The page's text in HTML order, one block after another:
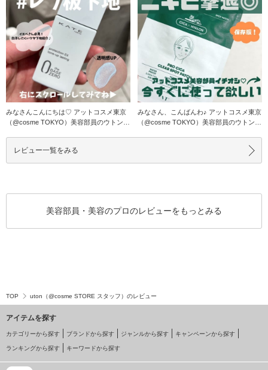
みなさんこんにちは♡ アットコスメ東京
（@cosme TOKYO）美容部員のウトンで
みなさん、こんばんわ♪ アットコスメ東京
（@cosme TOKYO）美容部員のウトンで
レビュー一覧をみる
美容部員・美容のプロのレビューをもっとみる
TOP uton（@cosme STORE スタッフ）のレビュー
アイテムを探す
カテゴリーから探す ブランドから探す ジャンルから探す キャンペーンから探す
ランキングから探す キーワードから探す